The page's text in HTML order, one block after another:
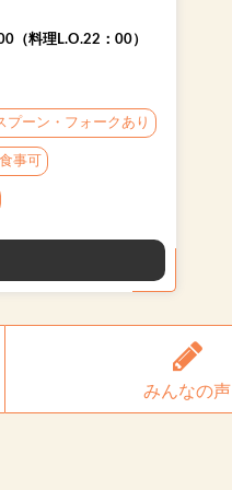
（料理L.O.22：00）
プーン・フォークあり
事可
みんなの声